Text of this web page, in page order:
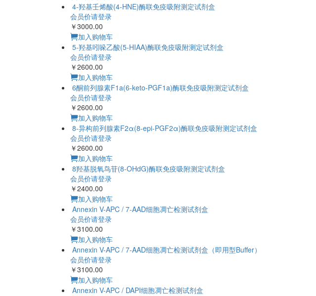
会员价请登录
￥3000.00
加入购物车
5-羟基吲哚乙酸(5-HIAA)酶联免疫吸附测定试剂盒
会员价请登录
￥2600.00
加入购物车
会员价请登录
￥2600.00
加入购物车
会员价请登录
￥2600.00
加入购物车
会员价请登录
￥2400.00
加入购物车
Annexin V-APC / 7-AAD细胞凋亡检测试剂盒
会员价请登录
￥3100.00
加入购物车
Annexin V-APC / 7-AAD细胞凋亡检测试剂盒（即用型Buffer）
会员价请登录
￥3100.00
加入购物车